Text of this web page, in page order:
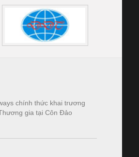
chính thức khai trương
gia tại Côn Đảo